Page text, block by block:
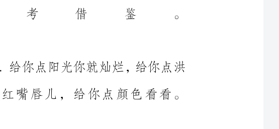
2.希望:领导顺着你,汽车让着你,钞票贴着你,法院偏向你,官